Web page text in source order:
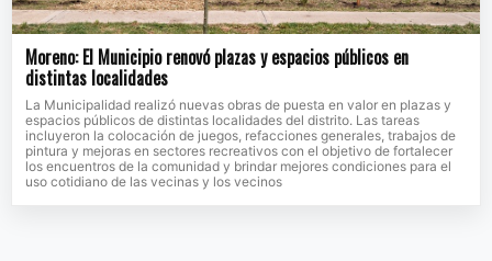
Moreno: El Municipio renovó plazas y espacios públicos en
distintas localidades
La Municipalidad realizó nuevas obras de puesta en valor en plazas y
espacios públicos de distintas localidades del distrito. Las tareas
incluyeron la colocación de juegos, refacciones generales, trabajos de
pintura y mejoras en sectores recreativos con el objetivo de fortalecer
los encuentros de la comunidad y brindar mejores condiciones para el
uso cotidiano de las vecinas y los vecinos